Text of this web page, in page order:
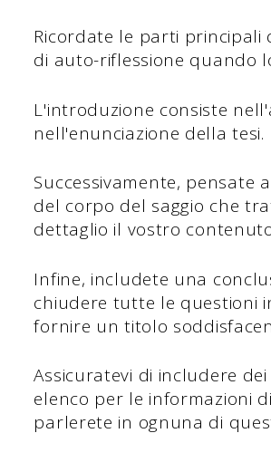
Ricordate le parti principali
di auto-riflessione quando
L'introduzione consiste
nell'enunciazione della tesi.
Successivamente, pensate
del corpo del saggio che
dettaglio il vostro
Infine, includete una
chiudere tutte le questioni
fornire un titolo
Assicuratevi di includere
elenco per le informazioni
parlerete in ognuna di